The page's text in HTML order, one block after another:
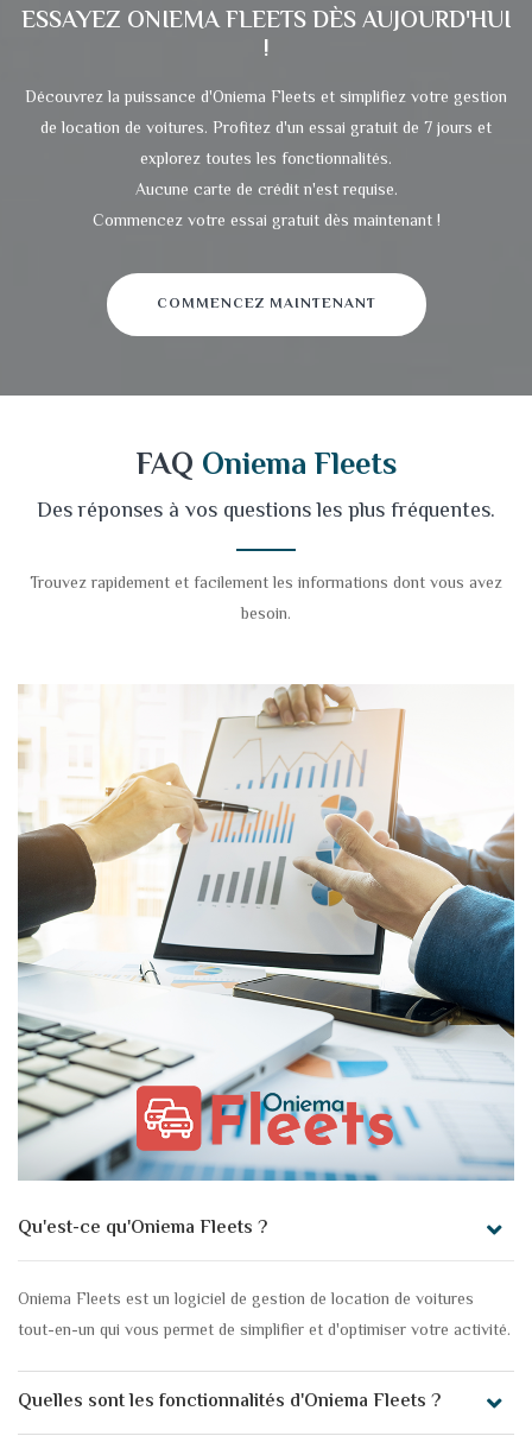
ESSAYEZ ONIEMA FLEETSDÈS AUJOURD'HUI
!
Découvrez la puissance d'Oniema Fleets et simplifiez votre gestion
de location de voitures. Profitez d'un essai gratuit de 7 jours et
explorez toutes les fonctionnalités.
Aucune carte de crédit n'est requise.
Commencez votre essai gratuit dès maintenant !
COMMENCEZ MAINTENANT
FAQ Oniema Fleets
Des réponses à vos questions les plus fréquentes.
Trouvez rapidement et facilement les informations dont vous avez
besoin.
Qu'est-ce qu'Oniema Fleets ?
Oniema Fleets est un logiciel de gestion de location de voitures
tout-en-un qui vous permet de simplifier et d'optimiser votre activité.
Quelles sont les fonctionnalités d'Oniema Fleets ?